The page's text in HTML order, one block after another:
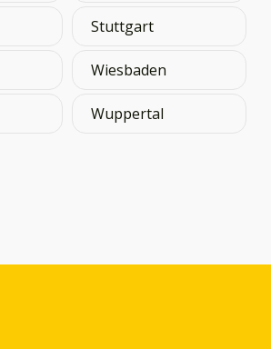
Stuttgart
Wiesbaden
Wuppertal